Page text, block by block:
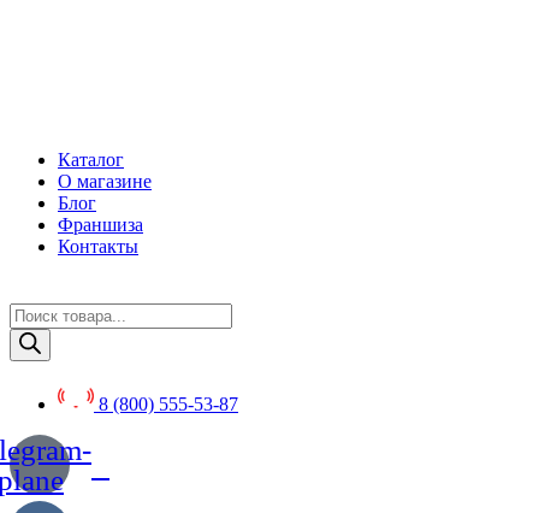
Каталог
О магазине
Блог
Франшиза
Контакты
Поиск
товаров
8 (800) 555-53-87